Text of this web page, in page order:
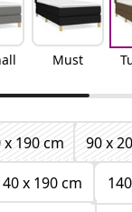
Must
x 190 cm
90 x
x 190 cm